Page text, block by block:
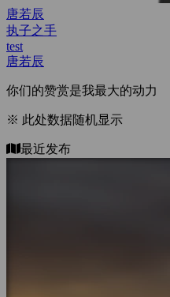
test
test
test
唐若辰
你们的赞赏是我最大的动力
※ 此处数据随机显示
最近发布